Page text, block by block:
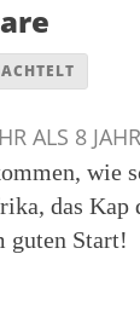
ALS 8
wie
das Kap
guten Start!